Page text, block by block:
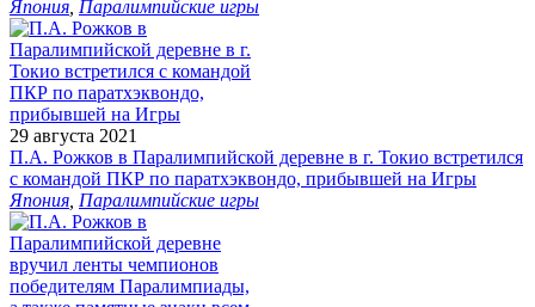
Япония Паралимпийские игры
29 августа 2021
П.А. Рожков в Паралимпийской деревне в г. Токио встретился
с командой ПКР по паратхэквондо, прибывшей на Игры
Япония Паралимпийские игры